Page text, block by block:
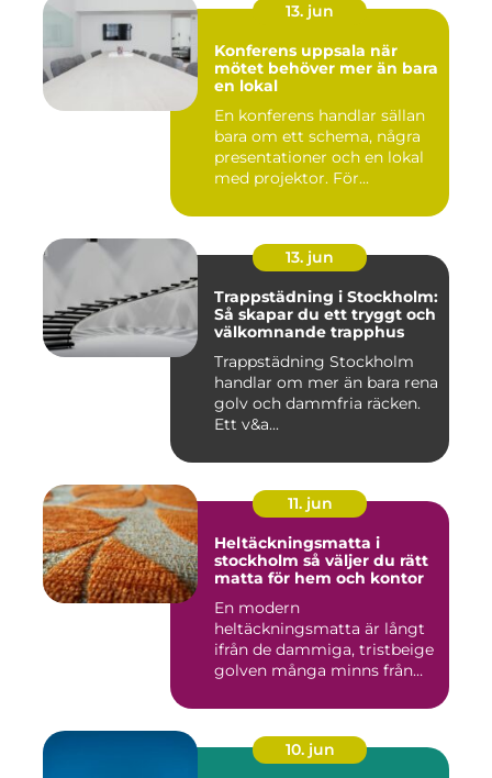
13. jun
Konferens uppsala när
mötet behöver mer än bara
en lokal
En konferens handlar sällan
bara om ett schema, några
presentationer och en lokal
med projektor. För...
13. jun
Trappstädning i Stockholm:
Så skapar du ett tryggt och
välkomnande trapphus
Trappstädning Stockholm
handlar om mer än bara rena
golv och dammfria räcken.
Ett v&a...
11. jun
Heltäckningsmatta i
stockholm så väljer du rätt
matta för hem och kontor
En modern
heltäckningsmatta är långt
ifrån de dammiga, tristbeige
golven många minns från
10. jun